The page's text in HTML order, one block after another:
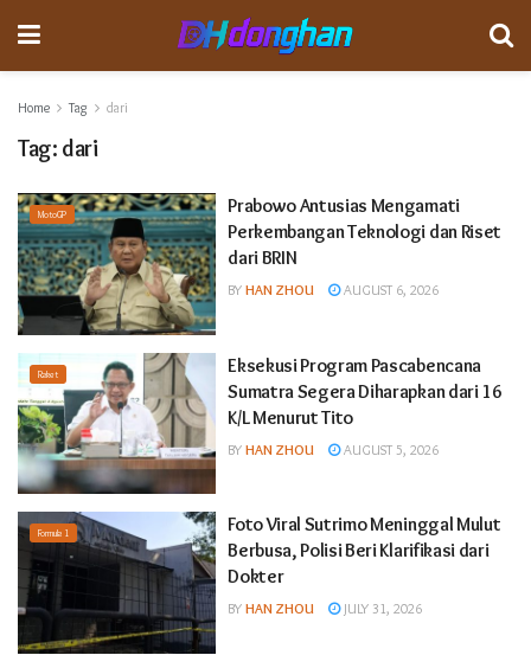
Home Tag dari
Tag: dari
MotoGP
Prabowo Antusias Mengamati
Perkembangan Teknologi dan Riset
dari BRIN
BY HAN ZHOU AUGUST 6, 2026
Raket
Eksekusi Program Pascabencana
Sumatra Segera Diharapkan dari 16
K/L Menurut Tito
BY HAN ZHOU AUGUST 5, 2026
Formula 1
Foto Viral Sutrimo Meninggal Mulut
Berbusa, Polisi Beri Klarifikasi dari
Dokter
BY HAN ZHOU JULY 31, 2026